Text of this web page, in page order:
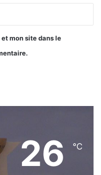
mon site dans le
26 ℃